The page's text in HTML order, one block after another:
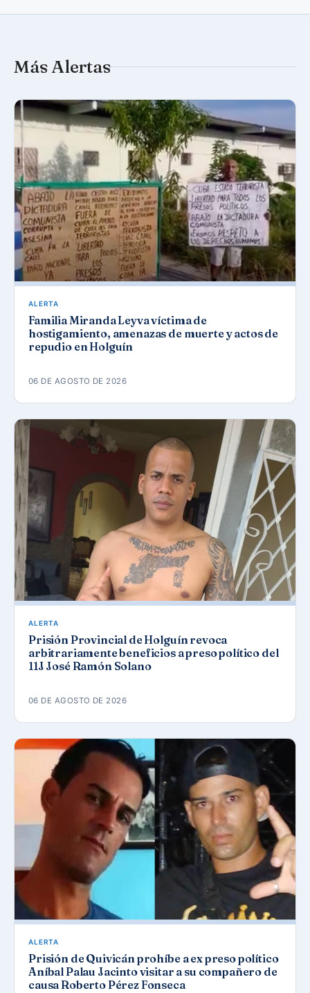
Más Alertas
ALERTA
Familia Miranda Leyva víctima de
hostigamiento, amenazas de muerte y actos de
repudio en Holguín
06 DE AGOSTO DE 2026
ALERTA
Prisión Provincial de Holguín revoca
arbitrariamente beneficios a preso político del
11J José Ramón Solano
06 DE AGOSTO DE 2026
ALERTA
Prisión de Quivicán prohíbe a ex preso político
Aníbal Palau Jacinto visitar a su compañero de
causa Roberto Pérez Fonseca